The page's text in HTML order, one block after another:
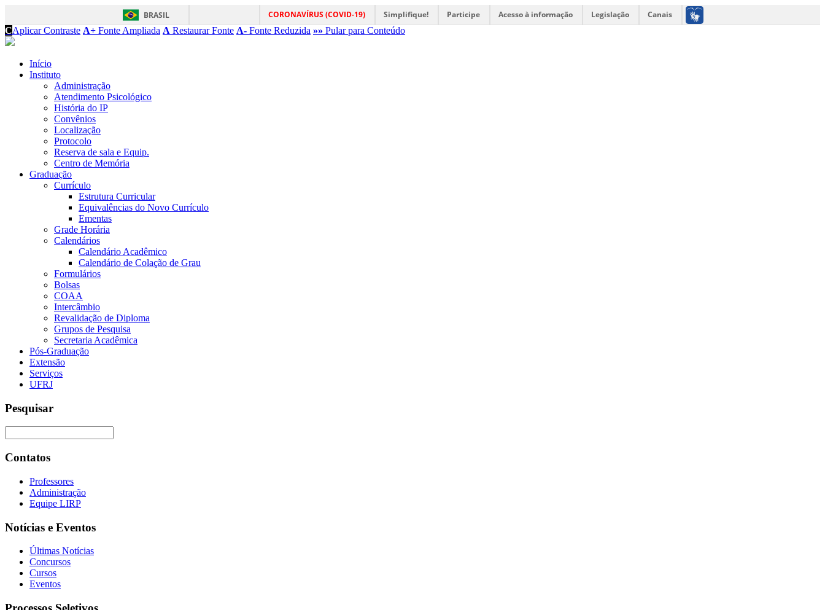
BRASIL CORONAVÍRUS (COVID-19) Simplifique! Participe Acesso à informação Legislação
Canais
CAplicar Contraste A+ Fonte Ampliada A Restaurar Fonte A- Fonte Reduzida »» Pular para Conteúdo
Início
Instituto
Administração
Atendimento Psicológico
História do IP
Convênios
Localização
Protocolo
Reserva de sala e Equip.
Centro de Memória
Graduação
Currículo
Estrutura Curricular
Equivalências do Novo Currículo
Ementas
Grade Horária
Calendários
Calendário Acadêmico
Calendário de Colação de Grau
Formulários
Bolsas
COAA
Intercâmbio
Revalidação de Diploma
Grupos de Pesquisa
Secretaria Acadêmica
Pós-Graduação
Extensão
Serviços
UFRJ
Pesquisar
Contatos
Professores
Administração
Equipe LIRP
Notícias e Eventos
Últimas Notícias
Concursos
Cursos
Eventos